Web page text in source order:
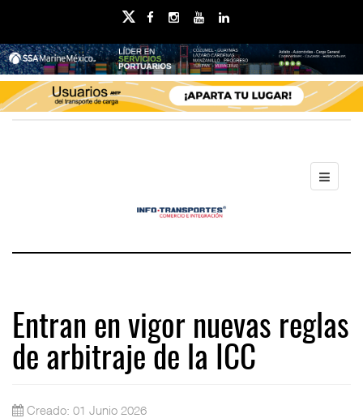
Entran en vigor nuevas reglas
de arbitraje de la ICC
Creado: 01 Junio 2026